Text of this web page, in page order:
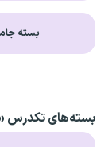
بسته
بسته‌های تکدرس